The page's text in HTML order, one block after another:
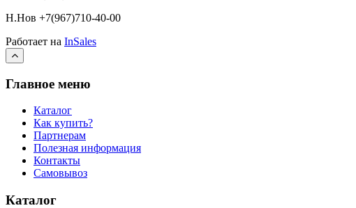
Н.Нов +7(967)710-40-00
Работает на InSales
Главное меню
Каталог
Как купить?
Партнерам
Полезная информация
Контакты
Самовывоз
Каталог